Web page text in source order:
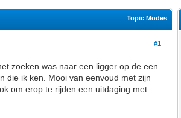
Topic Modes
#1
zoeken was naar een ligger op de een
die ik ken. Mooi van eenvoud met zijn
om erop te rijden een uitdaging met